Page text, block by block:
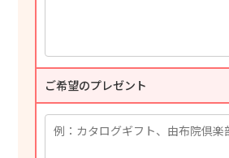
ご希望のプレゼント